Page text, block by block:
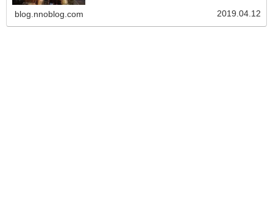
blog.nnoblog.com 2019.04.12